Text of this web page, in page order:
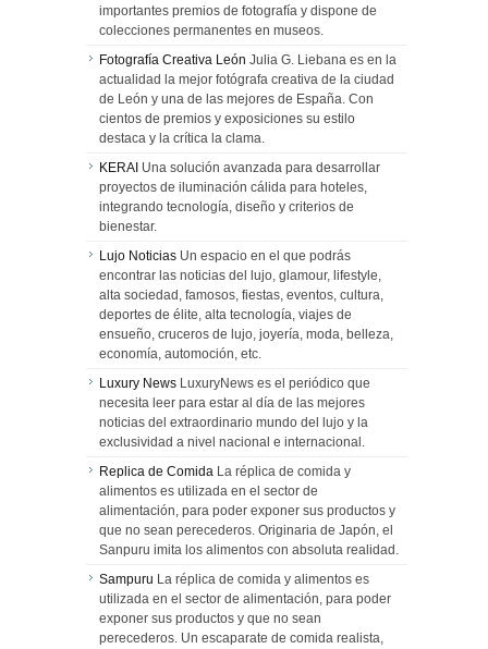
importantes premios de fotografía y dispone de
colecciones permanentes en museos.
Fotografía Creativa León Julia G. Liebana es en la
actualidad la mejor fotógrafa creativa de la ciudad
de León y una de las mejores de España. Con
cientos de premios y exposiciones su estilo
destaca y la crítica la clama.
KERAI Una solución avanzada para desarrollar
proyectos de iluminación cálida para hoteles,
integrando tecnología, diseño y criterios de
bienestar.
Lujo Noticias Un espacio en el que podrás
encontrar las noticias del lujo, glamour, lifestyle,
alta sociedad, famosos, fiestas, eventos, cultura,
deportes de élite, alta tecnología, viajes de
ensueño, cruceros de lujo, joyería, moda, belleza,
economía, automoción, etc.
Luxury News LuxuryNews es el periódico que
necesita leer para estar al día de las mejores
noticias del extraordinario mundo del lujo y la
exclusividad a nivel nacional e internacional.
Replica de Comida La réplica de comida y
alimentos es utilizada en el sector de
alimentación, para poder exponer sus productos y
que no sean perecederos. Originaria de Japón, el
Sanpuru imita los alimentos con absoluta realidad.
Sampuru La réplica de comida y alimentos es
utilizada en el sector de alimentación, para poder
exponer sus productos y que no sean
perecederos. Un escaparate de comida realista,